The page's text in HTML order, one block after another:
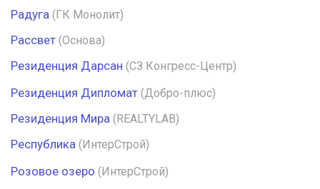
Радуга (ГК Монолит)
Рассвет (Основа)
Резиденция Дарсан (СЗ Конгресс-Центр)
Резиденция Дипломат (Добро-плюс)
Резиденция Мира (REALTYLAB)
Республика (ИнтерСтрой)
Розовое озеро (ИнтерСтрой)